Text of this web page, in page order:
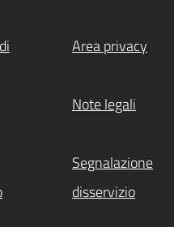
Area privacy
Note legali
Segnalazione
disservizio